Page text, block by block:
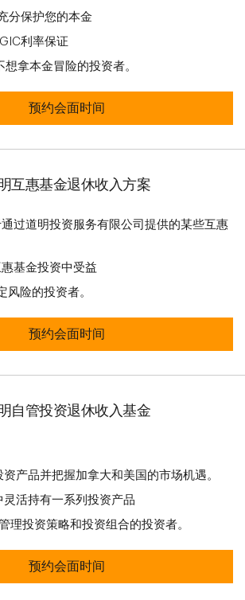
分保护您的本金
利率保证
想拿本金冒险的投资者。
道明加拿大信托Flexi-RIF 预约会面时
预约会面时间
互惠基金退休收入方案
过道明投资服务有限公司提供的某些互惠
基金投资中受益
风险的投资者。
道明互惠基金退休收入方案 预约会面
预约会面时间
自管投资退休收入基金
产品并把握加拿大和美国的市场机遇。
灵活持有一系列投资产品
理投资策略和投资组合的投资者。
道明自管投资退休收入基金 预约会面
预约会面时间